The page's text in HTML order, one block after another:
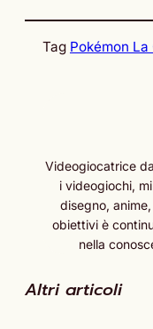
Tag Pokémon
Videogiocatrice
i videogiochi,
disegno,
obiettivi è
nella
Altri articoli